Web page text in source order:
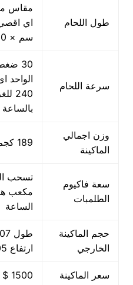
طول اللحام
سم × 50 سم
سرعة اللحام
30
وزن اجمالي
الماكينة
189 كجم
سعة فاكيوم
الطلمبات
مكعب
الساعة
حجم الماكينة
الخارجي
ارتفاع 105 سم
سعر الماكينة 1500 $ او ما يعادله بالجنيه المصرى